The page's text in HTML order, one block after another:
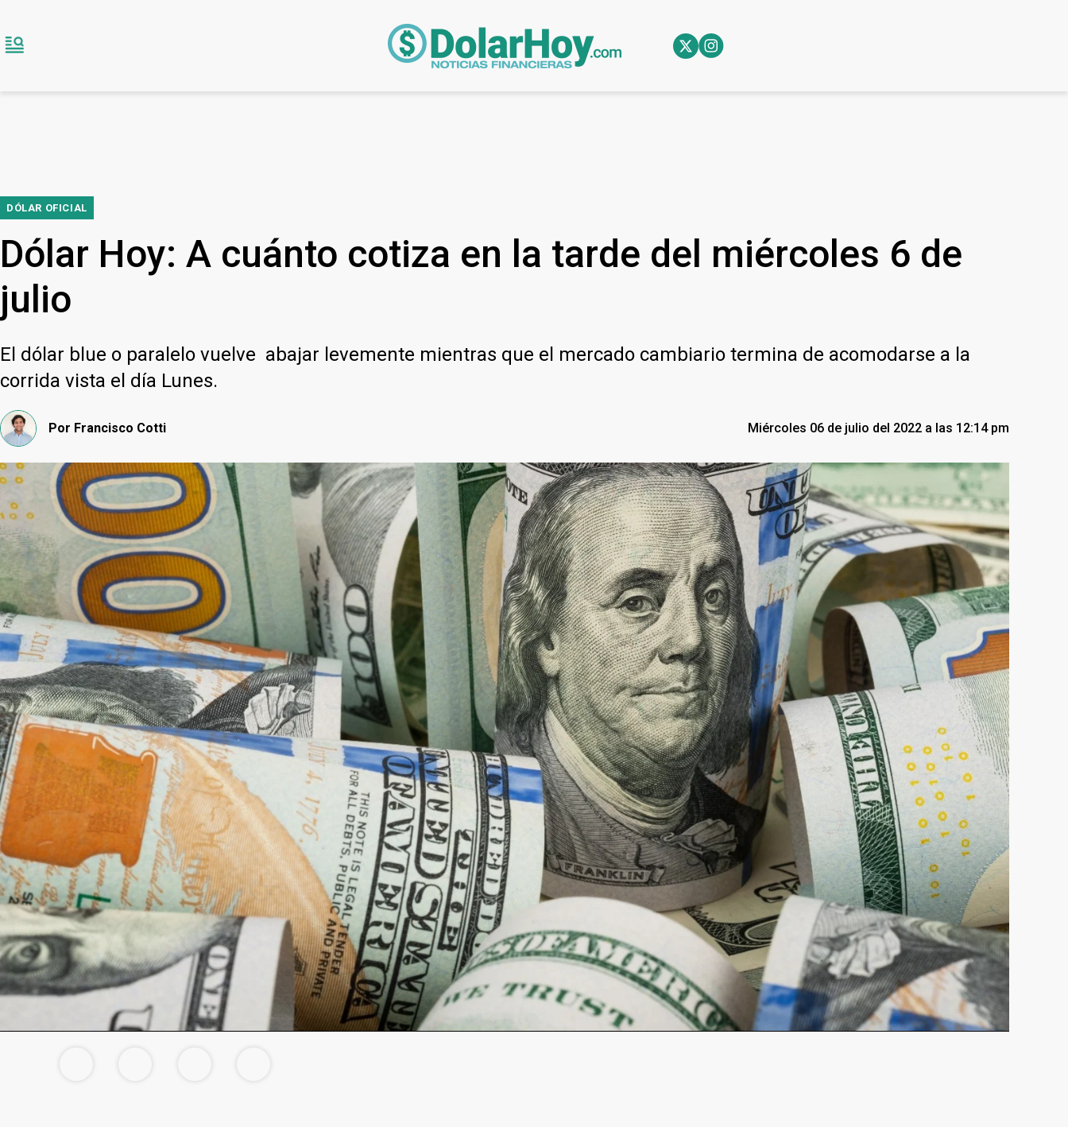
DÓLAR OFICIAL
Dólar Hoy: A cuánto cotiza en la tarde del miércoles 6 de
julio
El dólar blue o paralelo vuelve abajar levemente mientras que el mercado cambiario termina de acomodarse a la
corrida vista el día Lunes.
Por Francisco Cotti Miércoles 06 de julio del 2022 a las 12:14 pm